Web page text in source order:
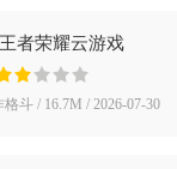
王者荣耀云游戏
格斗 / 16.7M / 2026-07-30